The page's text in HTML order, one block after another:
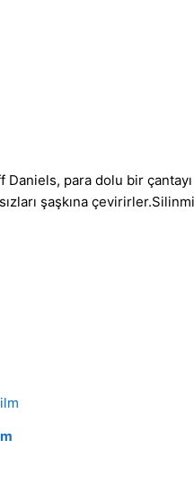
para dolu bir
şaşkına